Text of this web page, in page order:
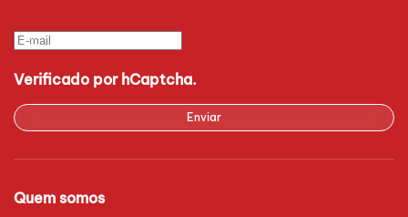
Verificado por hCaptcha.
Enviar
Quem somos